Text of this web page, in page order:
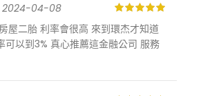
2024-04-08
屋二胎 利率會很高 來到環杰才知道
可以到3% 真心推薦這金融公司 服務